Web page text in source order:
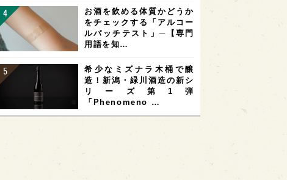
お酒を飲める体質かどうか
をチェックする「アルコー
ルパッチテスト」─【専門
用語を知…
希少なミズナラ木桶で醸
造！新潟・緑川酒造の新シ
リーズ第1弾
「Phenomeno …